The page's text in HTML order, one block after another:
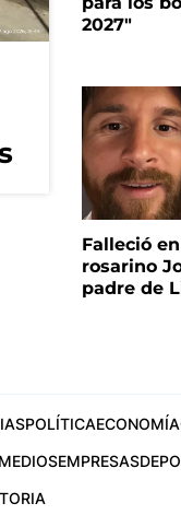
2027"
Falleció
rosarino
padre de
POLÍTICAECONOMÍA
MEDIOSEMPRESAS